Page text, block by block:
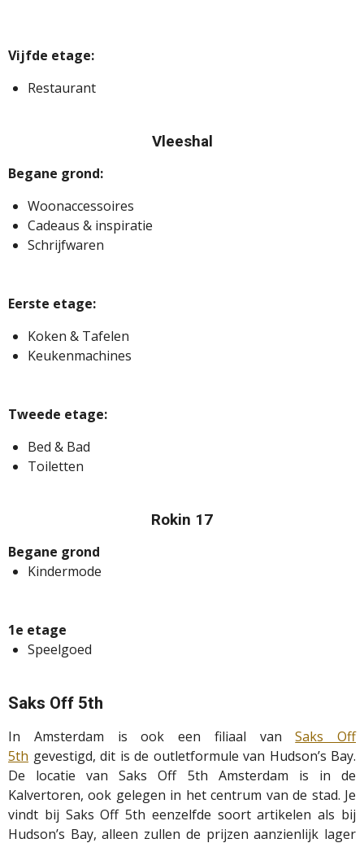
Vijfde etage:
Restaurant
Vleeshal
Begane grond:
Woonaccessoires
Cadeaus & inspiratie
Schrijfwaren
Eerste etage:
Koken & Tafelen
Keukenmachines
Tweede etage:
Bed & Bad
Toiletten
Rokin 17
Begane grond
Kindermode
1e etage
Speelgoed
Saks Off 5th
In Amsterdam is ook een filiaal vanSaks Off
5th gevestigd, dit is de outletformule van Hudson’s Bay.
De locatie van Saks Off 5th Amsterdam is in de
Kalvertoren, ook gelegen in het centrum van de stad. Je
vindt bij Saks Off 5th eenzelfde soort artikelen als bij
Hudson’s Bay, alleen zullen de prijzen aanzienlijk lager